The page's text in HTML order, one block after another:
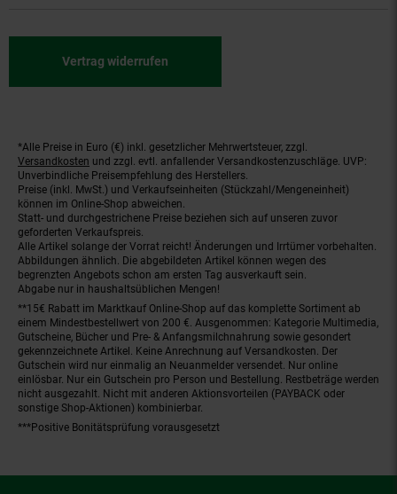
Vertrag widerrufen
Fußnoten
*Alle Preise in Euro (€) inkl. gesetzlicher Mehrwertsteuer, zzgl.
Versandkosten und zzgl. evtl. anfallender Versandkostenzuschläge. UVP:
Unverbindliche Preisempfehlung des Herstellers.
Preise (inkl. MwSt.) und Verkaufseinheiten (Stückzahl/Mengeneinheit)
können im Online-Shop abweichen.
Statt- und durchgestrichene Preise beziehen sich auf unseren zuvor
geforderten Verkaufspreis.
Alle Artikel solange der Vorrat reicht! Änderungen und Irrtümer vorbehalten.
Abbildungen ähnlich. Die abgebildeten Artikel können wegen des
begrenzten Angebots schon am ersten Tag ausverkauft sein.
Abgabe nur in haushaltsüblichen Mengen!
**15€ Rabatt im Marktkauf Online-Shop auf das komplette Sortiment ab
einem Mindestbestellwert von 200 €. Ausgenommen: Kategorie Multimedia,
Gutscheine, Bücher und Pre- & Anfangsmilchnahrung sowie gesondert
gekennzeichnete Artikel. Keine Anrechnung auf Versandkosten. Der
Gutschein wird nur einmalig an Neuanmelder versendet. Nur online
einlösbar. Nur ein Gutschein pro Person und Bestellung. Restbeträge werden
nicht ausgezahlt. Nicht mit anderen Aktionsvorteilen (PAYBACK oder
sonstige Shop-Aktionen) kombinierbar.
***Positive Bonitätsprüfung vorausgesetzt